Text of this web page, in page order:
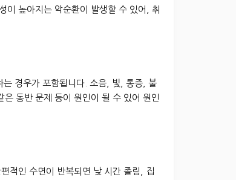
이 높아지는 악순환이 발생할 수 있어, 취
경우가 포함됩니다. 소음, 빛, 통증, 불
동반 문제 등이 원인이 될 수 있어 원인
적인 수면이 반복되면 낮 시간 졸림, 집